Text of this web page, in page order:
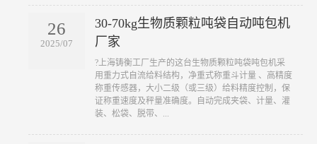
26
2025/07
30-70kg生物质颗粒吨袋自动吨包机
厂家
?上海铸衡工厂生产的这台生物质颗粒吨袋吨包机采
用重力式自流给料结构，净重式称重斗计量 、高精度
称重传感器，大小二级（或三级）给料精度控制，保
证称重速度及秤量准确度。自动完成夹袋、计量、灌
装、松袋、脱带、...